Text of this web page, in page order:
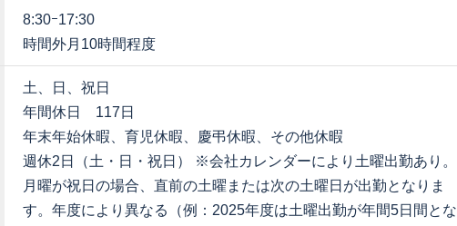
8:30ｰ17:30
時間外月10時間程度
土、日、祝日
年間休日 117日
年末年始休暇、育児休暇、慶弔休暇、その他休暇
週休2日（土・日・祝日） ※会社カレンダーにより土曜出勤あり。
月曜が祝日の場合、直前の土曜または次の土曜日が出勤となりま
す。年度により異なる（例：2025年度は土曜出勤が年間5日間とな